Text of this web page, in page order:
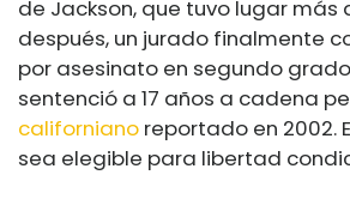
de Jackson, que tuvo lugar más
después, un jurado finalmente
por asesinato en segundo grado
sentenció a 17 años a cadena
californiano reportado en 2002.
sea elegible para libertad